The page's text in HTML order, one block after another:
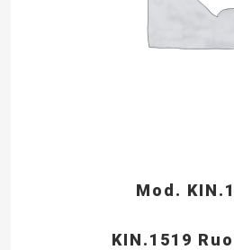
Mod.
KIN.1519